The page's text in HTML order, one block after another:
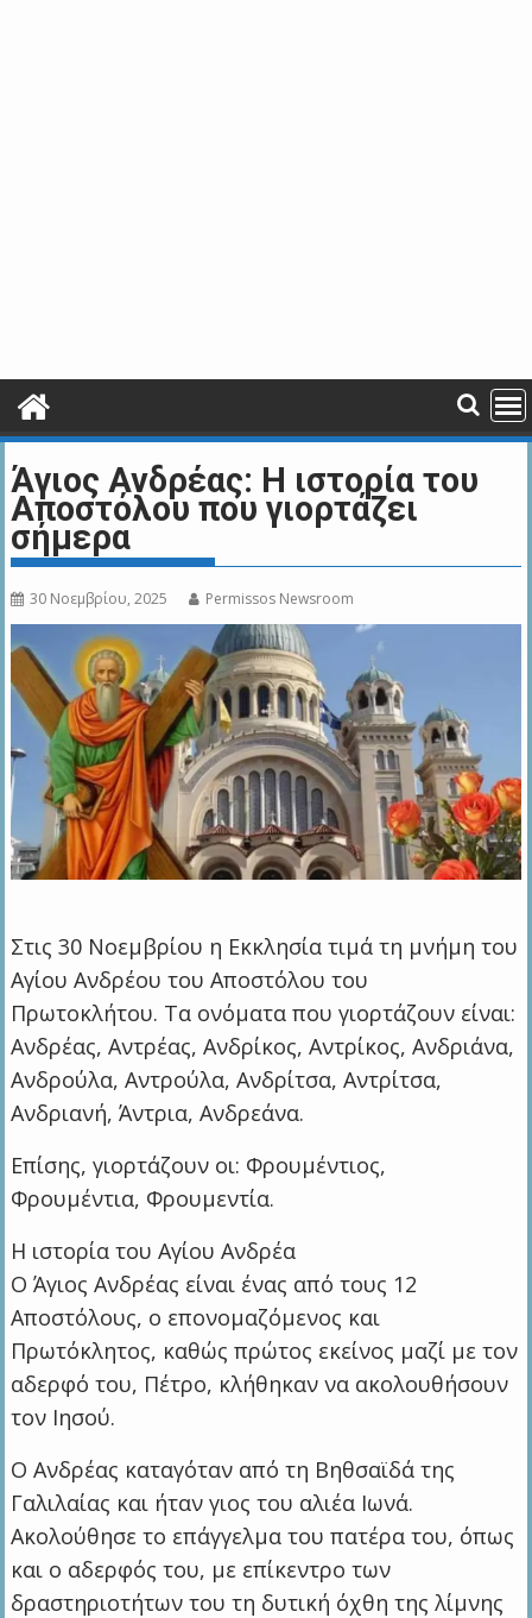
Άγιος Ανδρέας: Η ιστορία του
Αποστόλου που γιορτάζει
σήμερα
30 Νοεμβρίου, 2025 Permissos Newsroom
Στις 30 Νοεμβρίου η Εκκλησία τιμά τη μνήμη του
Αγίου Ανδρέου του Αποστόλου του
Πρωτοκλήτου. Τα ονόματα που γιορτάζουν είναι:
Ανδρέας, Αντρέας, Ανδρίκος, Αντρίκος, Ανδριάνα,
Ανδρούλα, Αντρούλα, Ανδρίτσα, Αντρίτσα,
Ανδριανή, Άντρια, Ανδρεάνα.
Επίσης, γιορτάζουν οι: Φρουμέντιος,
Φρουμέντια, Φρουμεντία.
Η ιστορία του Αγίου Ανδρέα
Ο Άγιος Ανδρέας είναι ένας από τους 12
Αποστόλους, ο επονομαζόμενος και
Πρωτόκλητος, καθώς πρώτος εκείνος μαζί με τον
αδερφό του, Πέτρο, κλήθηκαν να ακολουθήσουν
τον Ιησού.
Ο Ανδρέας καταγόταν από τη Βηθσαϊδά της
Γαλιλαίας και ήταν γιος του αλιέα Ιωνά.
Ακολούθησε το επάγγελμα του πατέρα του, όπως
και ο αδερφός του, με επίκεντρο των
δραστηριοτήτων του τη δυτική όχθη της λίμνης